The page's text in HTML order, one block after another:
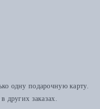
одну подарочную карту.
других заказах.